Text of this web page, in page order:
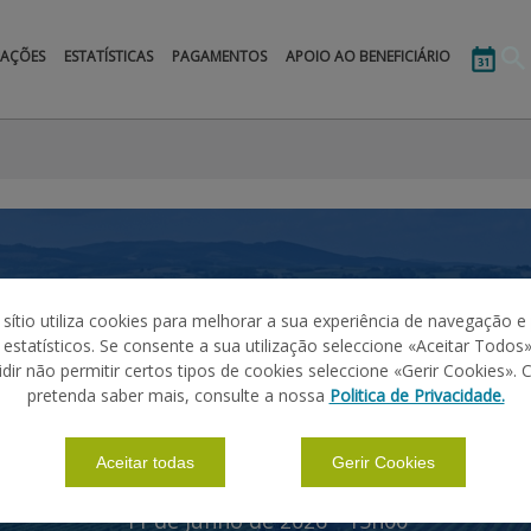
ESTATÍSTICAS PAGAMENTOS APOIO AO BENEFICIÁRIO
Inovar para
11 de Junho de 2026 • 15h00
sítio utiliza cookies para melhorar a sua experiência de navegação e
Se consente a sua utilização seleccione «Aceitar
não permitir certos tipos de cookies seleccione «Gerir Cookies».
pretenda saber mais, consulte a nossa Politica de Privacidade.
Aceitar todas Gerir Cookies